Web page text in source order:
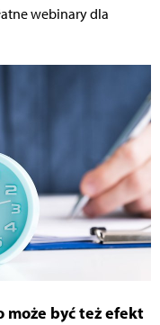
webinary dla
może być też efekt